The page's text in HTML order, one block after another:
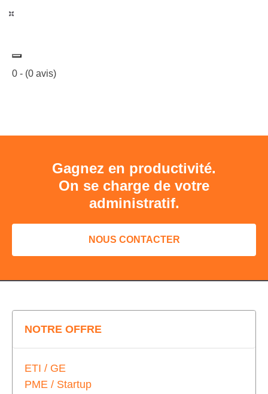
0 - (0 avis)
Gagnez en productivité.
On se charge de votre
administratif.
NOUS CONTACTER
NOTRE OFFRE
ETI / GE
PME / Startup